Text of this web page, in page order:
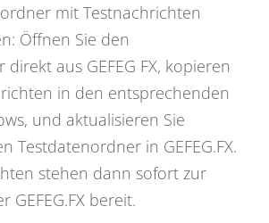
mit Testnachrichten
Öffnen Sie den
aus GEFEG FX, kopieren
in den entsprechenden
und aktualisieren Sie
Testdatenordner in GEFEG.FX.
stehen dann sofort zur
GEFEG.FX bereit.